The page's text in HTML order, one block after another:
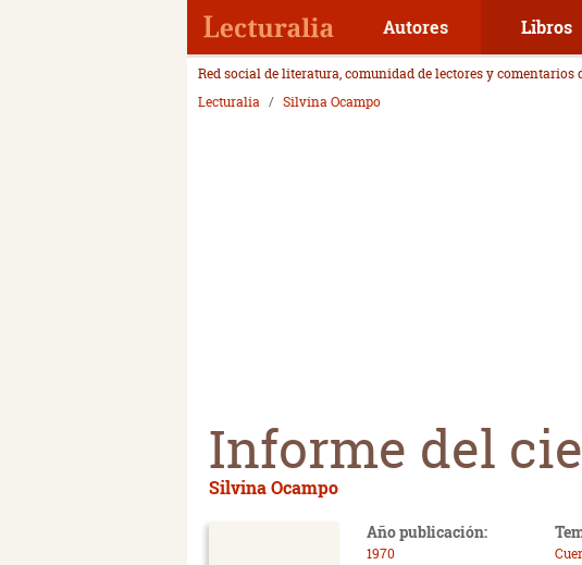
Autores Libros
Red social de literatura, comunidad de lectores y comentarios
Lecturalia
Silvina Ocampo
Informe del
Silvina Ocampo
Año publicación:
1970